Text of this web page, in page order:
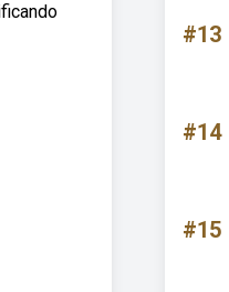
#13
#14
#15